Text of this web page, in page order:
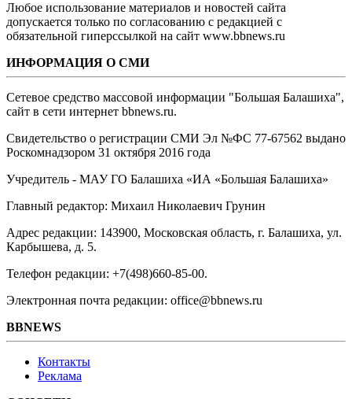
Любое использование материалов и новостей сайта
допускается только по согласованию с редакцией с
обязательной гиперссылкой на сайт www.bbnews.ru
ИНФОРМАЦИЯ О СМИ
Сетевое средство массовой информации "Большая Балашиха",
сайт в сети интернет bbnews.ru.
Свидетельство о регистрации СМИ Эл №ФС ‎77-67562 выдано
Роскомнадзором 31 октября 2016 года
Учредитель - МАУ ГО Балашиха «ИА «Большая Балашиха»
Главный редактор: Михаил Николаевич Грунин
Адрес редакции: 143900, Московская область, г. Балашиха, ул.
Карбышева, д. 5.
Телефон редакции: +7(498)660-85-00.
Электронная почта редакции: office@bbnews.ru
BBNEWS
Контакты
Реклама